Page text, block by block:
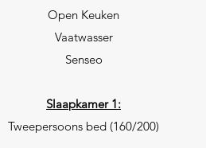
Open Keuken
Vaatwasser
Senseo
Slaapkamer 1:
Tweepersoons bed (160/200)